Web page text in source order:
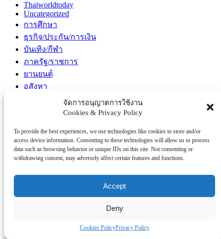
จัดการอนุญาตการใช้งาน
Cookies & Privacy Policy
To provide the best experiences, we use technologies like cookies to store and/or
access device information. Consenting to these technologies will allow us to process
data such as browsing behavior or unique IDs on this site. Not consenting or
withdrawing consent, may adversely affect certain features and functions.
Accept
Deny
Cookies PolicyPrivacy Policy
Thaiworldtoday
Uncategorized
การศึกษา
ธุรกิจ/ประกัน/การเงิน
บันเทิง/กีฬา
ภาครัฐ/ราชการ
ยานยนต์
อสังหา
โรงพยบาล/สุขภาพ/ความงาม
โรงแรม/ท่องเที่ยว/อาหาร
Tag Clouds
#ICONSIAMSongkran #สงกรานต์ที่ไอคอนสยาม #ICONSIAM
#NRCT #ResearchSynergy #วิจัยไทย #นวัตกรรมไทย
#กระทรวงการอุดมศึกษาวิทยาศาสตร์วิจัยและนวัตกรรม #MHESI
#วช #สำนักงานการวิจัยแห่งชาติ
#นวัตกรรมเพื่อความมั่นคง